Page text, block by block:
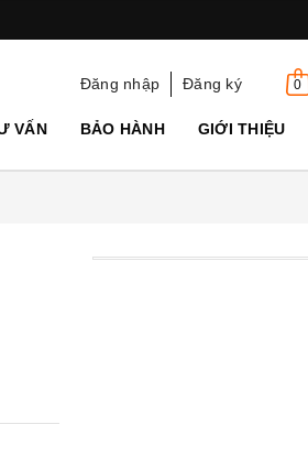
Đăng nhập Đăng ký 0
VẤN BẢO HÀNH GIỚI THIỆU